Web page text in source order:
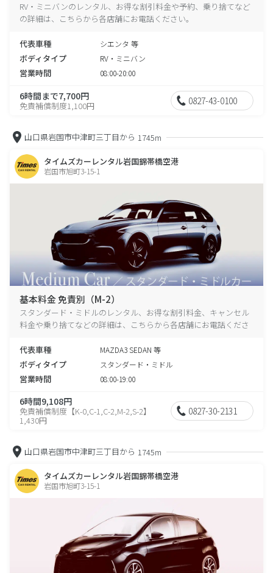
RV・ミニバンのレンタル、お得な割引料金や予約、乗り捨てなど
の詳細は、こちらから各店舗にお電話ください。
代表車種 シエンタ 等
ボディタイプ RV・ミニバン
営業時間 08:00-20:00
6時間まで7,700円
免責補償制度1,100円 0827-43-0100
山口県岩国市中津町三丁目から 1745m
タイムズカーレンタル岩国錦帯橋空港
岩国市旭町3-15-1
基本料金 免責別（M-2）
スタンダード・ミドルのレンタル、お得な割引料金、キャンセル
料金や乗り捨てなどの詳細は、こちらから各店舗にお電話くださ
代表車種
MAZDA3 SEDAN 等
ボディタイプ スタンダード・ミドル
営業時間 08:00-19:00
6時間9,108円
免責補償制度【K-0,C-1,C-2,M-2,S-2】
1,430円
0827-30-2131
山口県岩国市中津町三丁目から 1745m
タイムズカーレンタル岩国錦帯橋空港
岩国市旭町3-15-1